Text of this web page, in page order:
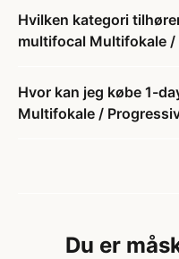
Hvilken kategori
multifocal Multifokale /
Hvor kan jeg købe 1-
Multifokale /
Du er